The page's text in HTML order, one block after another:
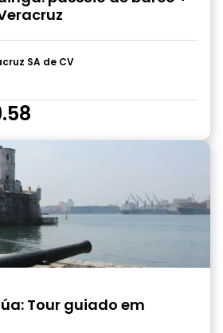
SA de CV
Tour guiado em